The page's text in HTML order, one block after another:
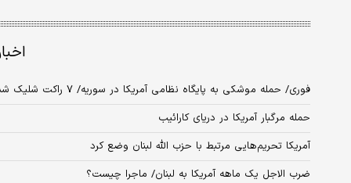
فوری/ حمله موشکی به پایگاه نظامی آمریکا در سوریه/ ۷ راکت شلیک شد+ جزئیات
حمله مرگبار آمریکا در دریای کارائیب
آمریکا تحریم‌هایی مرتبط با حزب‌ الله لبنان وضع کرد
ضرب الاجل یک ماهه آمریکا به لبنان/ ماجرا چیست؟